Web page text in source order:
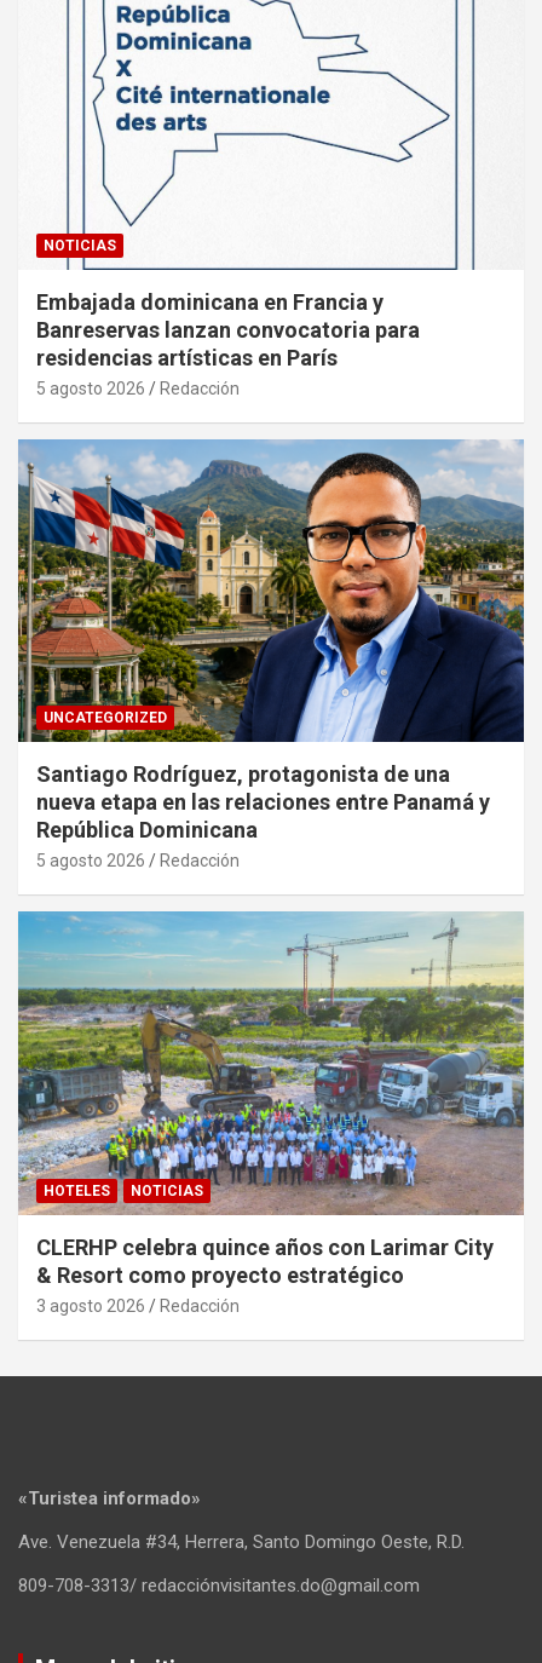
NOTICIAS
Embajada dominicana en Francia y
Banreservas lanzan convocatoria para
residencias artísticas en París
5 agosto 2026 Redacción
UNCATEGORIZED
Santiago Rodríguez, protagonista de una
nueva etapa en las relaciones entre Panamá y
República Dominicana
5 agosto 2026 Redacción
HOTELES NOTICIAS
CLERHP celebra quince años con Larimar City
& Resort como proyecto estratégico
3 agosto 2026 Redacción
«Turistea informado»
Ave. Venezuela #34, Herrera, Santo Domingo Oeste, R.D.
809-708-3313/ redacciónvisitantes.do@gmail.com